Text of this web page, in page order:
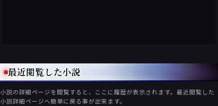
最近閲覧した小説
小説の詳細ページを閲覧すると、ここに履歴が表示されます。最近閲覧した
小説詳細ページへ簡単に戻る事が出来ます。